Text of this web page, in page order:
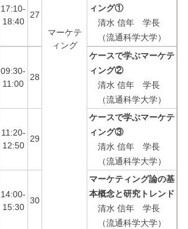
マーケテ
ィング
17:10-
18:40
27
ィング①
清水 信年 学長
（流通科学大学）
09:30-
11:00
28
ケースで学ぶマーケテ
ィング②
清水 信年 学長
（流通科学大学）
11:20-
12:50
29
ケースで学ぶマーケテ
ィング③
清水 信年 学長
（流通科学大学）
14:00-
15:30
30
マーケティング論の基
本概念と研究トレンド
清水 信年 学長
（流通科学大学）